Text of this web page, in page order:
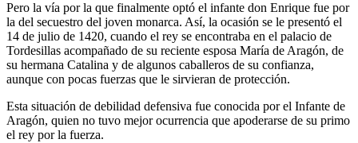
Pero la vía por la que finalmente optó el infante don Enrique fue por
la del secuestro del joven monarca. Así, la ocasión se le presentó el
14 de julio de 1420, cuando el rey se encontraba en el palacio de
Tordesillas acompañado de su reciente esposa María de Aragón, de
su hermana Catalina y de algunos caballeros de su confianza,
aunque con pocas fuerzas que le sirvieran de protección.
Esta situación de debilidad defensiva fue conocida por el Infante de
Aragón, quien no tuvo mejor ocurrencia que apoderarse de su primo
el rey por la fuerza.